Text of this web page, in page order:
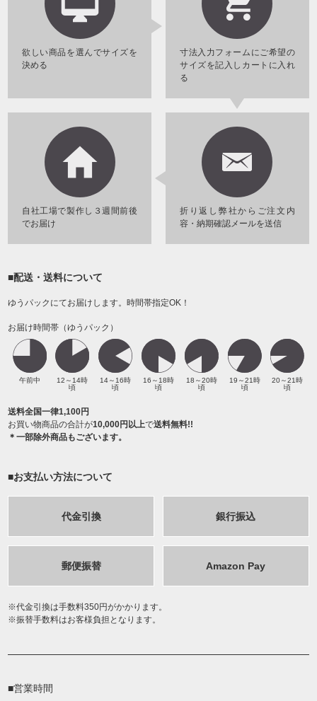
欲しい商品を選んでサイズを
決める
寸法入力フォームにご希望の
サイズを記入しカートに入れ
る
折り返し弊社からご注文内
容・納期確認メールを送信
自社工場で製作し３週間前後
でお届け
■配送・送料について
ゆうパックにてお届けします。時間帯指定OK！
お届け時間帯（ゆうパック）
午前中
12～14時
頃
14～16時
頃
16～18時
頃
18～20時
頃
19～21時
頃
20～21時
頃
送料全国一律1,100円
お買い物商品の合計が10,000円以上で送料無料!!
＊一部除外商品もございます。
■お支払い方法について
代金引換 銀行振込
郵便振替 Amazon Pay
代金引換は手数料350円がかかります。
振替手数料はお客様負担となります。
■営業時間